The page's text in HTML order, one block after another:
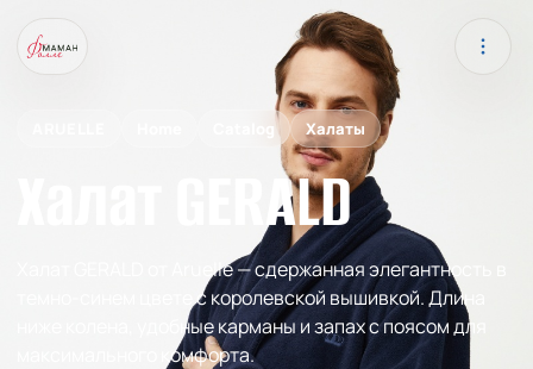
Catalog Халаты
Халат GERALD
Халат GERALD от Aruelle — сдержанная элегантность в
темно-синем цвете с королевской вышивкой. Длина
ниже колена, удобные карманы и запах с поясом для
максимального комфорта.